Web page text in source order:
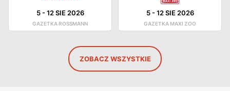
5-12 SIE 2026
GAZETKA ROSSMANN
5-12 SIE 2026
GAZETKA MAXI ZOO
ZOBACZ WSZYSTKIE